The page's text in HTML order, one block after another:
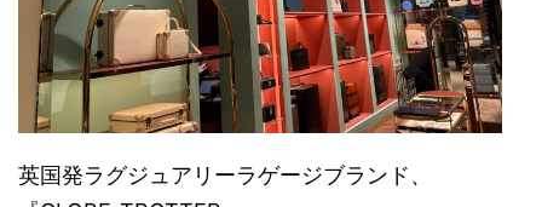
英国発ラグジュアリーラゲージブランド、